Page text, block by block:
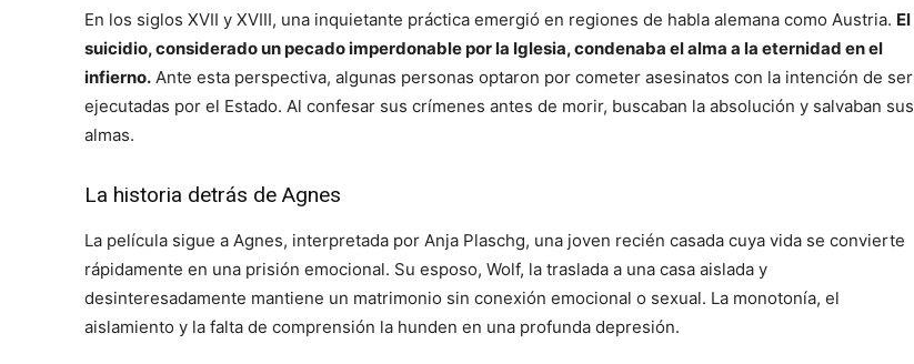
En los siglos XVII y XVIII, una inquietante práctica emergió en regiones de habla alemana como Austria. El
suicidio, considerado un pecado imperdonable por la Iglesia, condenaba el alma a la eternidad en el
infierno. Ante esta perspectiva, algunas personas optaron por cometer asesinatos con la intención de ser
ejecutadas por el Estado. Al confesar sus crímenes antes de morir, buscaban la absolución y salvaban sus
almas.
La historia detrás de Agnes
La película sigue a Agnes, interpretada por Anja Plaschg, una joven recién casada cuya vida se convierte
rápidamente en una prisión emocional. Su esposo, Wolf, la traslada a una casa aislada y
desinteresadamente mantiene un matrimonio sin conexión emocional o sexual. La monotonía, el
aislamiento y la falta de comprensión la hunden en una profunda depresión.